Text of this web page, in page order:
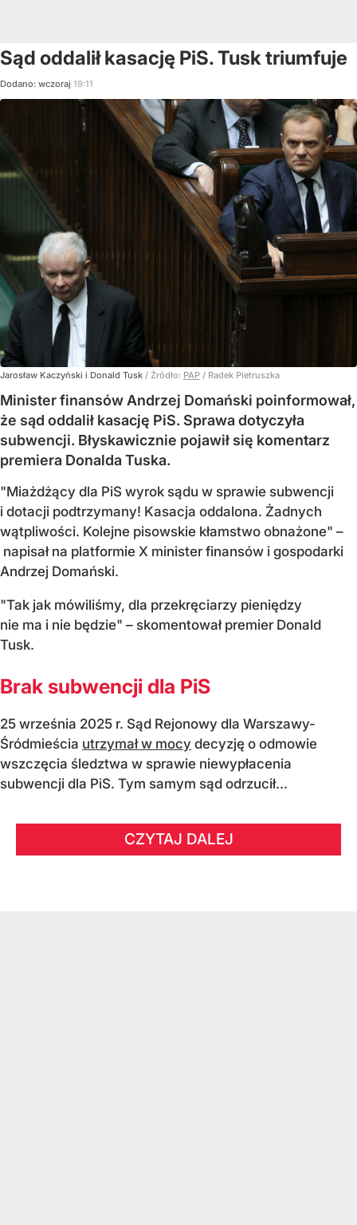
Sąd oddalił kasację PiS. Tusk triumfuje
Dodano: wczoraj 19:11
Jarosław Kaczyński i Donald Tusk / Źródło: PAP / Radek Pietruszka
Minister finansów Andrzej Domański poinformował,
że sąd oddalił kasację PiS. Sprawa dotyczyła
subwencji. Błyskawicznie pojawił się komentarz
premiera Donalda Tuska.
"Miażdżący dla PiS wyrok sądu w sprawie subwencji
i dotacji podtrzymany! Kasacja oddalona. Żadnych
wątpliwości. Kolejne pisowskie kłamstwo obnażone" –
napisał na platformie X minister finansów i gospodarki
Andrzej Domański.
"Tak jak mówiliśmy, dla przekręciarzy pieniędzy
nie ma i nie będzie" – skomentował premier Donald
Tusk.
Brak subwencji dla PiS
25 września 2025 r. Sąd Rejonowy dla Warszawy-
Śródmieścia utrzymał w mocy decyzję o odmowie
wszczęcia śledztwa w sprawie niewypłacenia
subwencji dla PiS. Tym samym sąd odrzucił...
CZYTAJ DALEJ